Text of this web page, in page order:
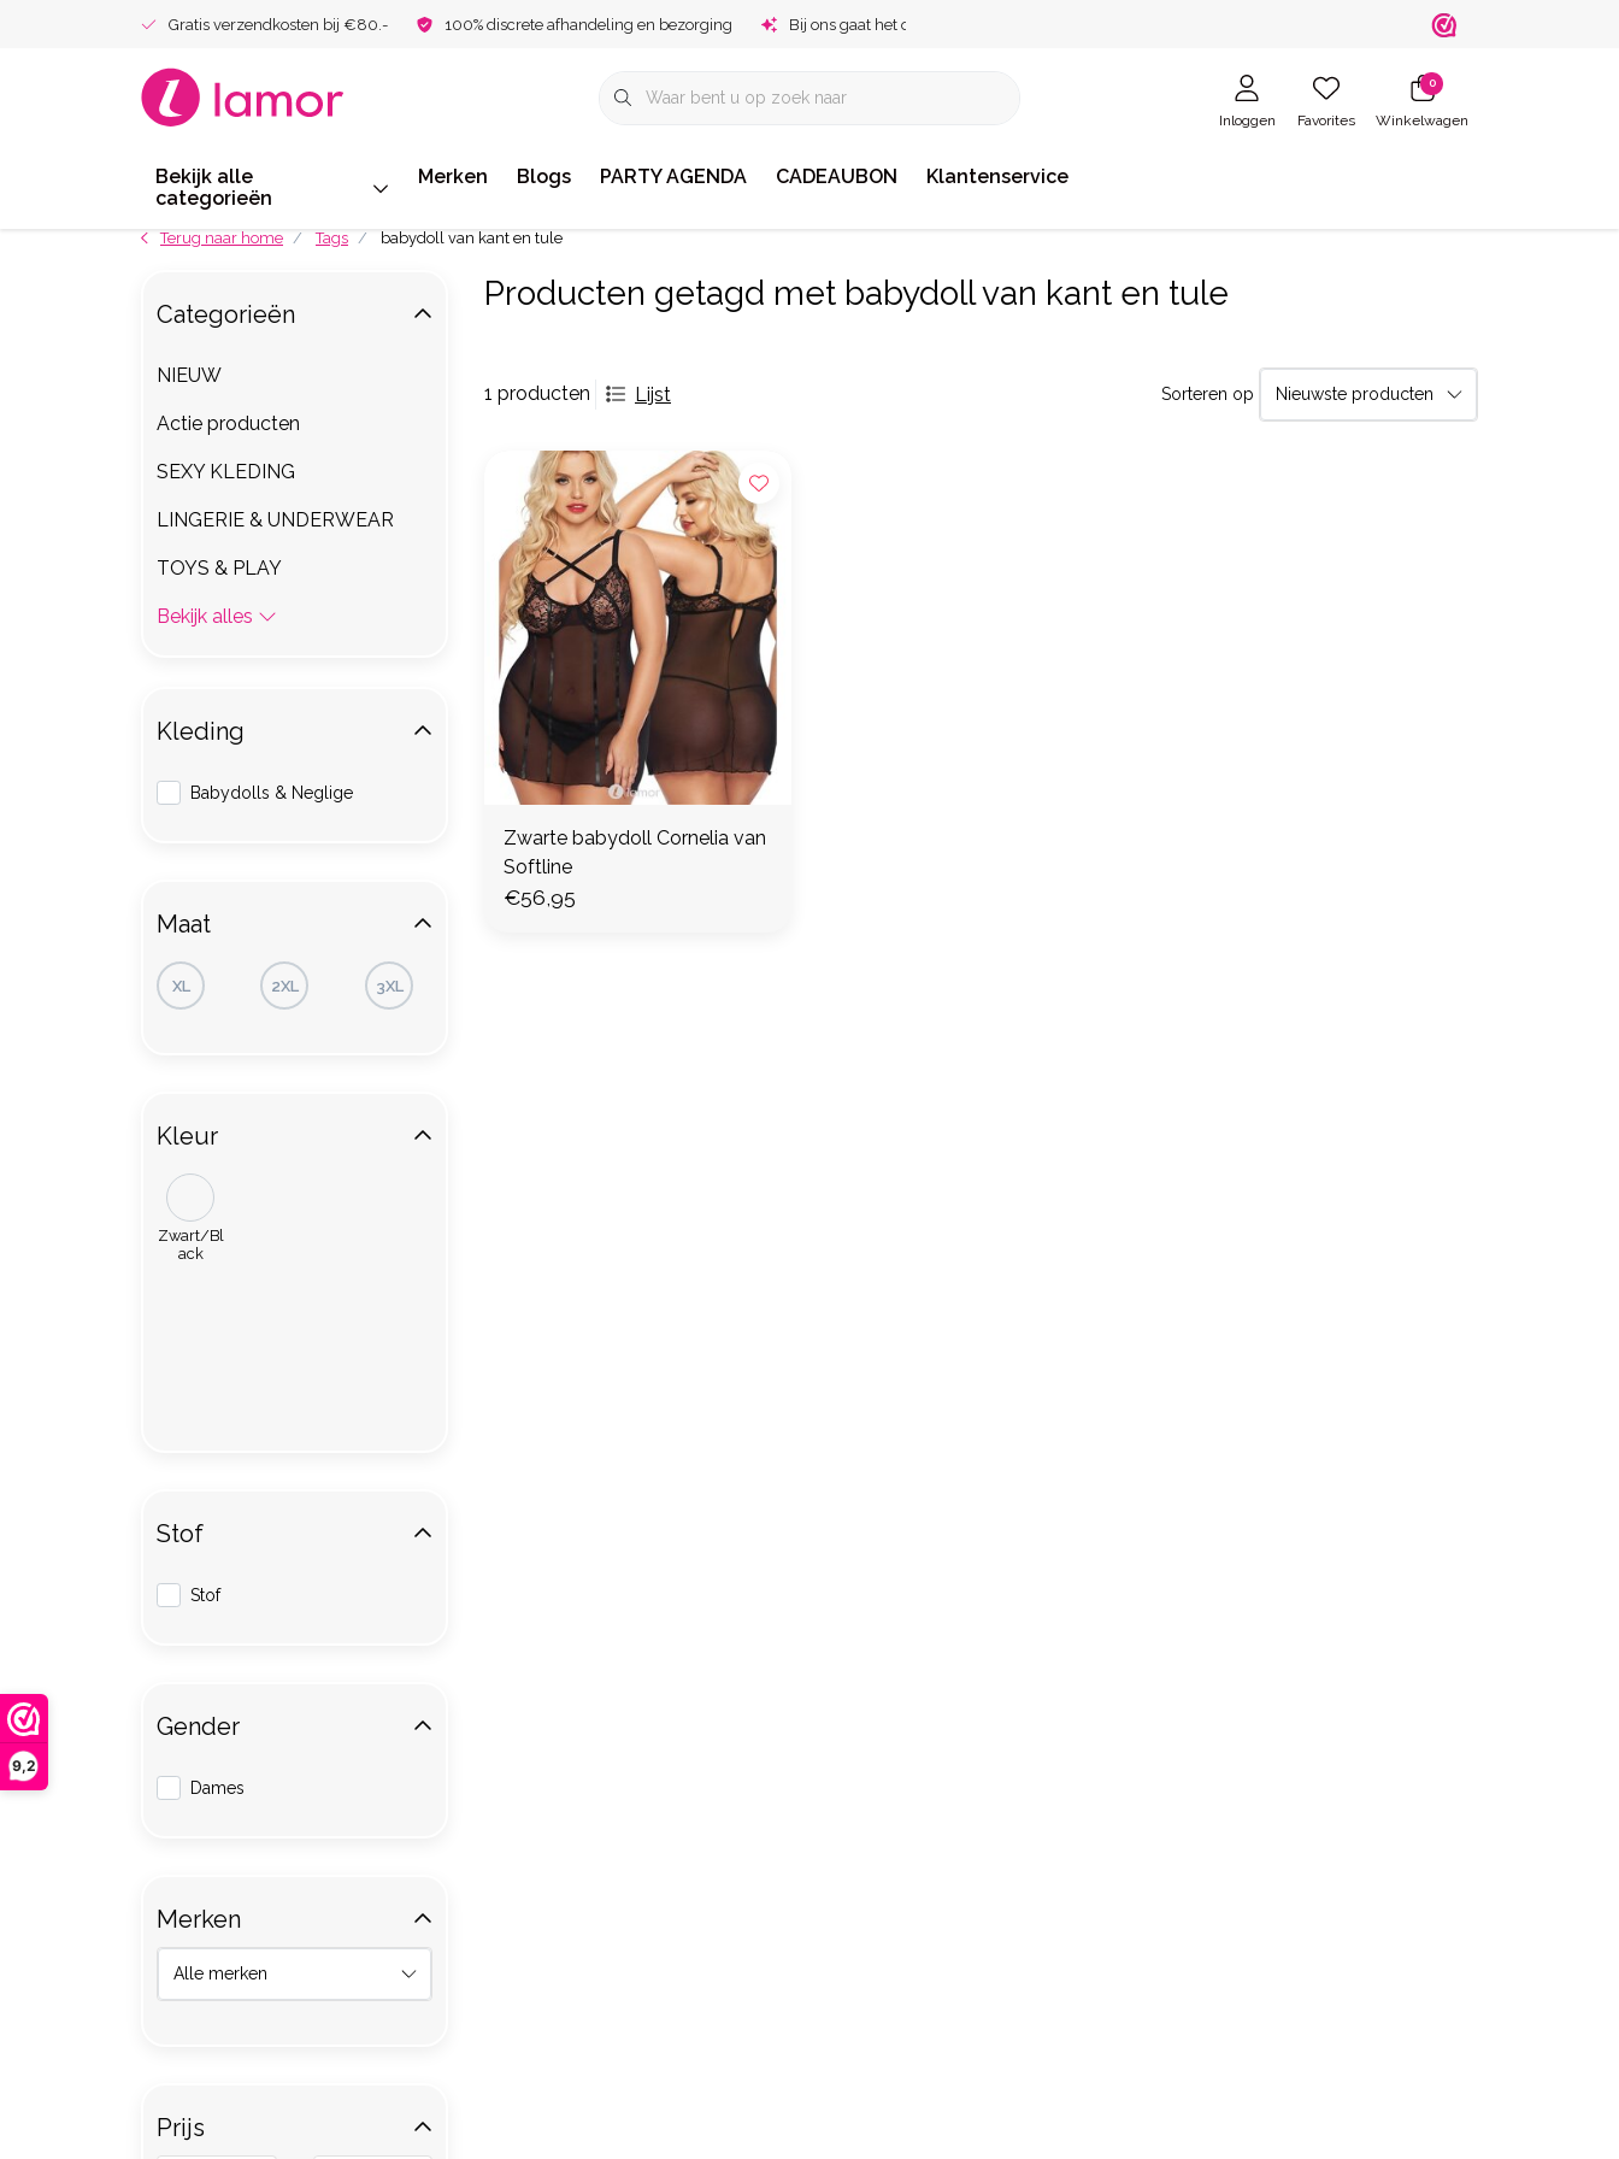
9,2
Gratis verzendkosten bij €80.- 100% discrete afhandeling en bezorging Bij ons gaat het om jou!
Inloggen Favorites
0
Winkelwagen
Bekijk alle
categorieën
Merken Blogs PARTY AGENDA CADEAUBON Klantenservice
Terug naar home Tags babydoll van kant en tule
Producten getagd met babydoll van kant en tule
1 producten Lijst Sorteren op
Zwarte babydoll Cornelia van
Softline
€56,95
Categorieën
NIEUW
Actie producten
SEXY KLEDING
LINGERIE & UNDERWEAR
TOYS & PLAY
Bekijk alles
Kleding
Babydolls & Neglige
Maat
XL 2XL 3XL
Kleur
Zwart/Bl
ack
Stof
Stof
Gender
Dames
Merken
Prijs